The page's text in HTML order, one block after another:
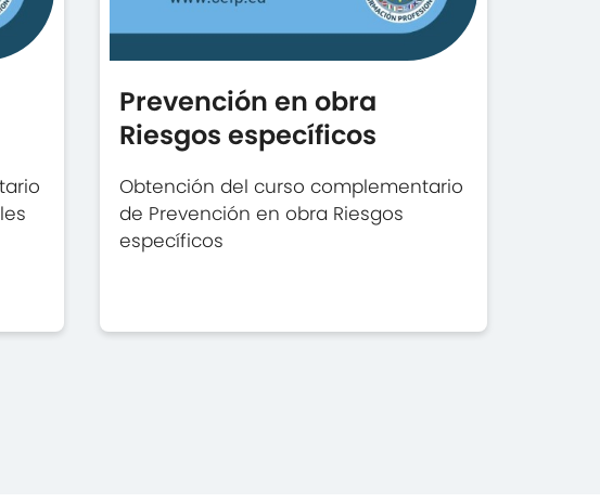
Prevención en obra
Riesgos específicos
Obtención del curso complementario
de Prevención en obra Riesgos
específicos